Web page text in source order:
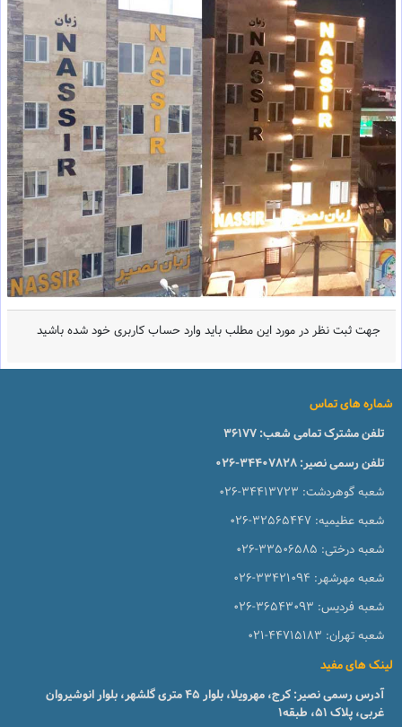
جهت ثبت نظر در مورد این مطلب باید وارد حساب کاربری خود شده باشید
شماره های تماس
تلفن مشترک تمامی شعب:36177
تلفن رسمی نصیر:026-34407828
شعبه گوهردشت: 026-34413723
شعبه عظیمیه: 026-32565447
شعبه درختی: 026-33506585
شعبه مهرشهر: 026-33421094
شعبه فردیس: 026-36543093
شعبه تهران: 021-44715183
لینک های مفید
آدرس رسمی نصیر: کرج، مهرویلا، بلوار 45 متری گلشهر، بلوار انوشیروان
غربی، پلاک 51، طبقه1